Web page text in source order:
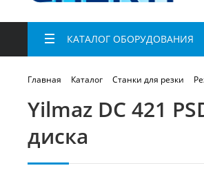
КАТАЛОГ ОБОРУДОВАНИЯ
Главная Каталог Станки для резки
Yilmaz DC 421
диска